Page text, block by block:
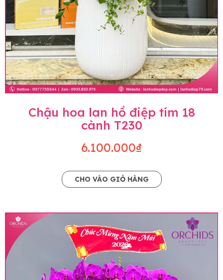
Chậu hoa lan hồ điệp tím 18
cành T230
6.100.000₫
CHO VÀO GIỎ HÀNG